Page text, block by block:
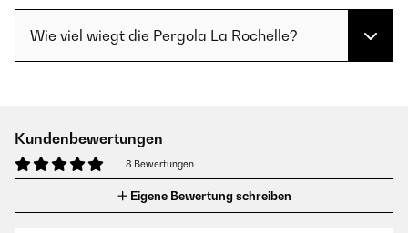
Wie viel wiegt die Pergola La Rochelle?
Kundenbewertungen
8 Bewertungen
Eigene Bewertung schreiben